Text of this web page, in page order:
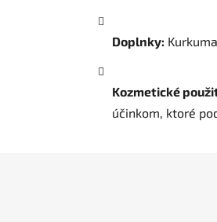
Doplnky:
Kozmetické
účinkom, ktoré